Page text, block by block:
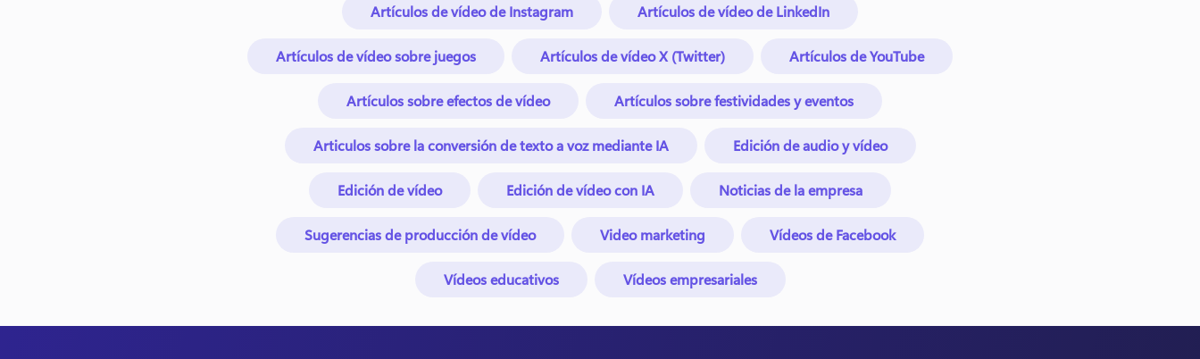
Artículos de vídeo de Instagram Artículos de vídeo de LinkedIn
Artículos de vídeo sobre juegos Artículos de vídeo X (Twitter) Artículos de YouTube
Artículos sobre efectos de vídeo Artículos sobre festividades y eventos
Articulos sobre la conversión de texto a voz mediante IA Edición de audio y vídeo
Edición de vídeo Edición de vídeo con IA Noticias de la empresa
Sugerencias de producción de vídeo Video marketing Vídeos de Facebook
Vídeos educativos Vídeos empresariales